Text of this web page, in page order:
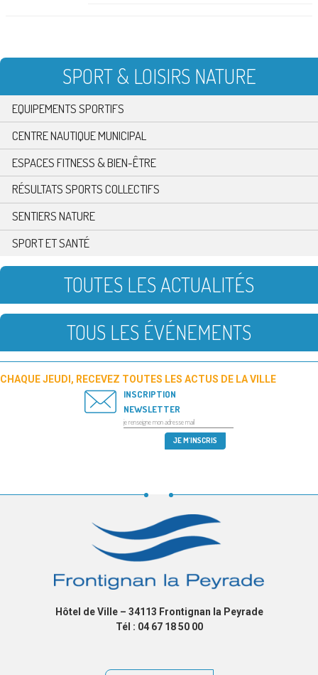
SPORT & LOISIRS NATURE
EQUIPEMENTS SPORTIFS
CENTRE NAUTIQUE MUNICIPAL
ESPACES FITNESS & BIEN-ÊTRE
RÉSULTATS SPORTS COLLECTIFS
SENTIERS NATURE
SPORT ET SANTÉ
TOUTES LES ACTUALITÉS
TOUS LES ÉVÉNEMENTS
CHAQUE JEUDI, RECEVEZ TOUTES LES ACTUS DE LA VILLE
INSCRIPTION
NEWSLETTER
Hôtel de Ville – 34113 Frontignan la Peyrade
Tél : 04 67 18 50 00